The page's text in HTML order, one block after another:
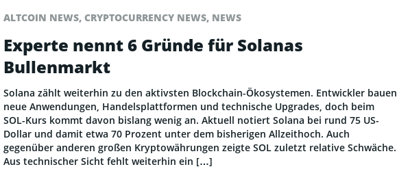
ALTCOIN NEWS, CRYPTOCURRENCY NEWS, NEWS
Experte nennt 6 Gründe für Solanas
Bullenmarkt
Solana zählt weiterhin zu den aktivsten Blockchain-Ökosystemen. Entwickler bauen
neue Anwendungen, Handelsplattformen und technische Upgrades, doch beim
SOL-Kurs kommt davon bislang wenig an. Aktuell notiert Solana bei rund 75 US-
Dollar und damit etwa 70 Prozent unter dem bisherigen Allzeithoch. Auch
gegenüber anderen großen Kryptowährungen zeigte SOL zuletzt relative Schwäche.
Aus technischer Sicht fehlt weiterhin ein […]